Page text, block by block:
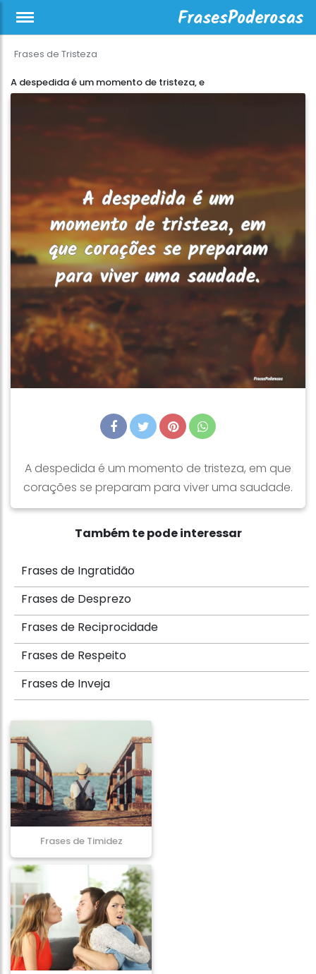
Frases de Tristeza
A despedida é um momento de tristeza, e
A despedida é um momento de tristeza, em que
corações se preparam para viver uma saudade.
Também te pode interessar
Frases de Ingratidão
Frases de Desprezo
Frases de Reciprocidade
Frases de Respeito
Frases de Inveja
Frases de Timidez